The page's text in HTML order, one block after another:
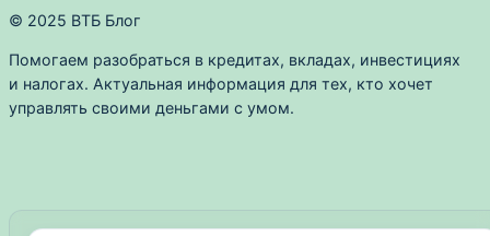
© 2025 ВТБ Блог
Помогаем разобраться в кредитах, вкладах, инвестициях
и налогах. Актуальная информация для тех, кто хочет
управлять своими деньгами с умом.